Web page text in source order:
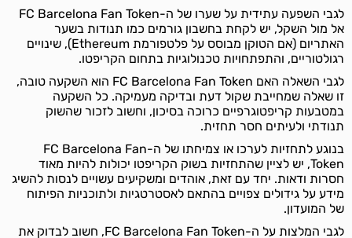
לגבי השפעה עתידית על שערו של ה-FC Barcelona Fan Token
אל מול השקל, יש לקחת בחשבון גורמים כמו תנודות בשער
האתריום (אם הטוקן מבוסס על פלטפורמת Ethereum), שינויים
רגולטוריים, והתפתחויות טכנולוגיות בתחום הקריפטו.
לגבי השאלה האם FC Barcelona Fan Token הוא השקעה טובה,
זו שאלה שמחייבת שקול דעת ובדיקה מעמיקה. כל השקעה
במטבעות קריפטוגרפיים כרוכה בסיכון, וחשוב לזכור שהשוק
תנודתי ולעיתים חסר תחזית.
בנוגע לתחזיות לערכו או צמיחתו של ה-FC Barcelona Fan
Token, יש לציין שהתחזיות בשוק הקריפטו יכולות להיות מאוד
חסרות ודאות. יחד עם זאת, אוהדים ומשקיעים עשויים לנסות להשיג
מידע על גידולים צפויים בהתאם לאסטרטגיות ולתוכניות הפיתוח
של המועדון.
לגבי המלצות על ה-FC Barcelona Fan Token, חשוב לבדוק את